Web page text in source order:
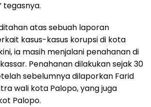
tegasnya.
atas sebuah laporan
kasus-kasus korupsi di kota
ia masih menjalani penahanan di
Penahanan dilakukan sejak 30
sebelumnya dilaporkan Farid
wali kota Palopo, yang juga
Palopo.